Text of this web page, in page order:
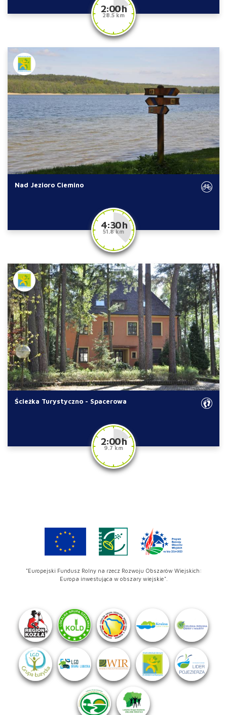
2:00 h
28.5 km
Nad Jezioro Ciemino
4:30 h
51.8 km
Ścieżka Turystyczno - Spacerowa
2:00 h
9.7 km
"Europejski Fundusz Rolny na rzecz Rozwoju Obszarów Wiejskich:
Europa inwestująca w obszary wiejskie".